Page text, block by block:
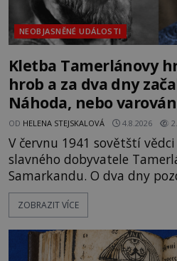
NEOBJASNĚNÉ UDÁLOSTI
Kletba Tamerlánovy
hrob a za dva dny
Náhoda, nebo
OD HELENA STEJSKALOVÁ 4.8.2026
V červnu 1941 sovětští
slavného dobyvatele
Samarkandu. O dva dny
Německo zahajuje operaci
Sovětský svaz. Shoda dat je
na legendě něco pravdy,
souhru okolností? Když antropolog Michail
ZOBRAZIT VÍCE